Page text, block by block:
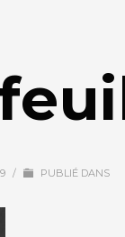
/ PUBLIÉ DANS